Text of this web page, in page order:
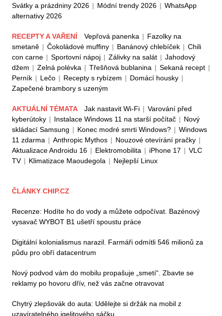
Svátky a prázdniny 2026 | Módní trendy 2026 | WhatsApp
alternativy 2026
RECEPTY A VAŘENÍ Vepřová panenka | Fazolky na
smetaně | Čokoládové muffiny | Banánový chlebíček | Chili
con carne | Sportovní nápoj | Zálivky na salát | Jahodový
džem | Zelná polévka | Třešňová bublanina | Sekaná recept |
Perník | Lečo | Recepty s rybízem | Domácí housky |
Zapečené brambory s uzeným
AKTUÁLNÍ TÉMATA Jak nastavit Wi-Fi | Varování před
kyberútoky | Instalace Windows 11 na starší počítač | Nový
skládací Samsung | Konec modré smrti Windows? | Windows
11 zdarma | Anthropic Mythos | Nouzové otevírání pračky |
Aktualizace Androidu 16 | Elektromobilita | iPhone 17 | VLC
TV | Klimatizace Maoudegola | Nejlepší Linux
ČLÁNKY CHIP.CZ
Recenze: Hodíte ho do vody a můžete odpočívat. Bazénový
vysavač WYBOT B1 ušetří spoustu práce
Digitální kolonialismus narazil. Farmáři odmítli 546 milionů za
půdu pro obří datacentrum
Nový podvod vám do mobilu propašuje „smetí“. Zbavte se
reklamy po hovoru dřív, než vás začne otravovat
Chytrý zlepšovák do auta: Udělejte si držák na mobil z
uzavíratelného igelitového sáčku